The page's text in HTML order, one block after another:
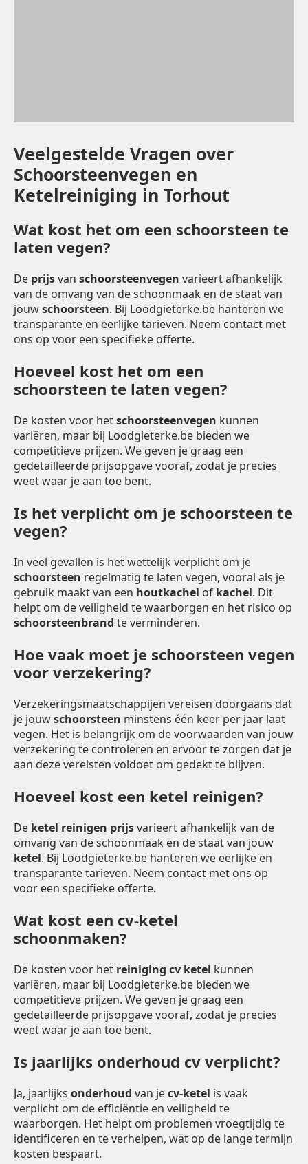
Veelgestelde Vragen over
Schoorsteenvegen en
Ketelreiniging in Torhout
Wat kost het om een schoorsteen te
laten vegen?
De prijsvan schoorsteenvegen varieert afhankelijk
van de omvang van de schoonmaak en de staat van
jouwschoorsteen. Bij Loodgieterke.be hanteren we
transparante en eerlijke tarieven. Neem contact met
ons op voor een specifieke offerte.
Hoeveel kost het om een
schoorsteen te laten vegen?
De kosten voor hetschoorsteenvegen kunnen
variëren, maar bij Loodgieterke.be bieden we
competitieve prijzen. We geven je graag een
gedetailleerde prijsopgave vooraf, zodat je precies
weet waar je aan toe bent.
Is het verplicht om je schoorsteen te
vegen?
In veel gevallen is het wettelijk verplicht om je
schoorsteen regelmatig te laten vegen, vooral als je
gebruik maakt van een houtkachel of kachel. Dit
helpt om de veiligheid te waarborgen en het risico op
schoorsteenbrand te verminderen.
Hoe vaak moet je schoorsteen vegen
voor verzekering?
Verzekeringsmaatschappijen vereisen doorgaans dat
je jouwschoorsteen minstens één keer per jaar laat
vegen. Het is belangrijk om de voorwaarden van jouw
verzekering te controleren en ervoor te zorgen dat je
aan deze vereisten voldoet om gedekt te blijven.
Hoeveel kost een ketel reinigen?
De ketel reinigen prijsvarieert afhankelijk van de
omvang van de schoonmaak en de staat van jouw
ketel. Bij Loodgieterke.be hanteren we eerlijke en
transparante tarieven. Neem contact met ons op
voor een specifieke offerte.
Wat kost een cv-ketel
schoonmaken?
De kosten voor het reiniging cv ketel kunnen
variëren, maar bij Loodgieterke.be bieden we
competitieve prijzen. We geven je graag een
gedetailleerde prijsopgave vooraf, zodat je precies
weet waar je aan toe bent.
Is jaarlijks onderhoud cv verplicht?
Ja, jaarlijks onderhoud van jecv-ketel is vaak
verplicht om de efficiëntie en veiligheid te
waarborgen. Het helpt om problemen vroegtijdig te
identificeren en te verhelpen, wat op de lange termijn
kosten bespaart.